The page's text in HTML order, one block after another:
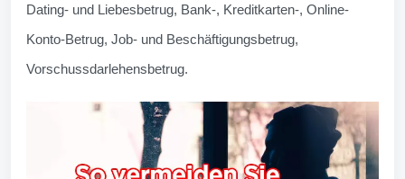
Dating- und Liebesbetrug, Bank-, Kreditkarten-, Online-
Konto-Betrug, Job- und Beschäftigungsbetrug,
Vorschussdarlehensbetrug.